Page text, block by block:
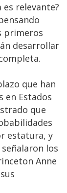
relevante?
primeros
desarrollar
que han
en Estados
que
estatura, y
los
Anne